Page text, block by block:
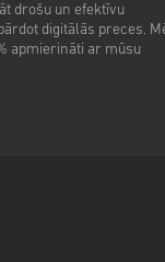
drošu un efektīvu
digitālās preces.
apmierināti ar mūsu